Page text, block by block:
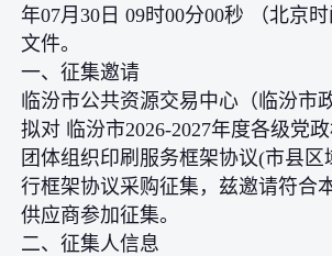
年07月30日 09时00分00秒 （北京
文件。
一、征集邀请
临汾市公共资源交易中心（临汾市
拟对 临汾市2026-2027年度各级党
团体组织印刷服务框架协议(市县区
行框架协议采购征集，兹邀请符合
供应商参加征集。
二、征集人信息